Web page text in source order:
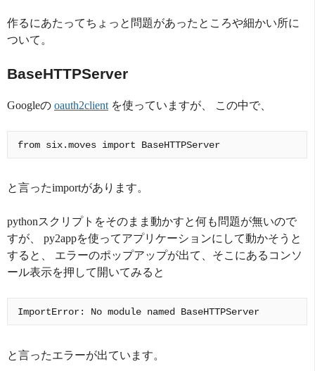
作るにあたってちょっと問題があったところや細かい所に
ついて。
BaseHTTPServer
Googleの oauth2client を使っていますが、 この中で、
と言ったimportがあります。
pythonスクリプトをそのまま動かすと何も問題が無いので
すが、 py2appを使ってアプリケーションにして動かそうと
すると、 エラーのポップアップが出て、そこにあるコンソ
ール表示を押して開いてみると
と言ったエラーが出ています。